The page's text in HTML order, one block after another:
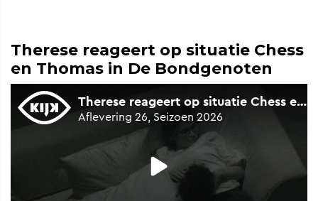
Therese reageert op situatie Chess
en Thomas in De Bondgenoten